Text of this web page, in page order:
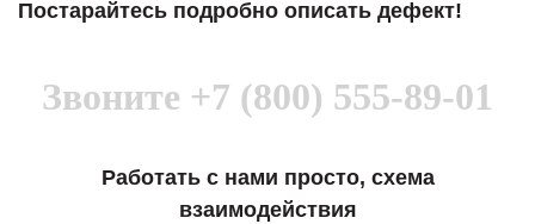
Постарайтесь подробно описать дефект!
Звоните +7 (800) 555-89-01
Работать с нами просто, схема
взаимодействия